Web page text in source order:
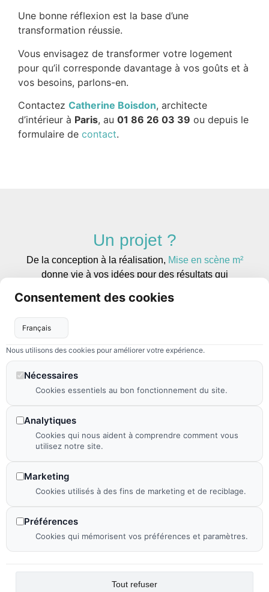
Une bonne réflexion est la base d’une
transformation réussie.
Vous envisagez de transformer votre logement
pour qu’il corresponde davantage à vos goûts et à
vos besoins, parlons-en.
Contactez Catherine Boisdon, architecte
d’intérieur à Paris, au 01 86 26 03 39 ou depuis le
formulaire de contact.
Un projet ?
De la conception à la réalisation, Mise en scène m²
donne vie à vos idées pour des résultats qui
Découvrir nos
réalisations
Discutons de votre
projet
06 09 32 24
scene.com
Plan de site
Consentement des cookies
Nous utilisons des cookies pour améliorer votre expérience.
Nécessaires
Cookies essentiels au bon fonctionnement du site.
Analytiques
Cookies qui nous aident à comprendre comment vous
utilisez notre site.
Marketing
Cookies utilisés à des fins de marketing et de reciblage.
Préférences
Cookies qui mémorisent vos préférences et paramètres.
Tout refuser